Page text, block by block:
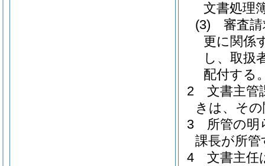
文書処理
(3)
審査
更に関係
し、取扱
配付する
2
文書主管
きは、そ
3
所管の明
課長が所
4
文書主任